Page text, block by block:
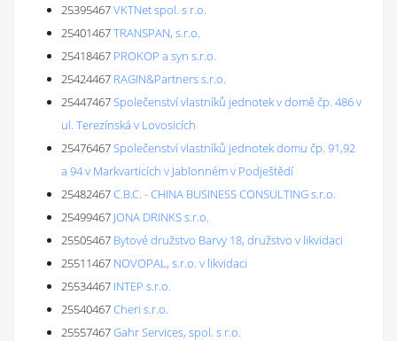
25395467VKTNet spol. s r.o.
25401467TRANSPAN, s.r.o.
25418467 PROKOP a syn s.r.o.
25424467 RAGIN&Partners s.r.o.
25447467Společenství vlastníků jednotek v domě čp. 486 v
ul. Terezínská v Lovosicích
25476467Společenství vlastníků jednotek domu čp. 91,92
a 94 v Markvarticích v Jablonném v Podještědí
25482467C.B.C. - CHINA BUSINESS CONSULTING s.r.o.
25499467 JONA DRINKS s.r.o.
25505467 Bytové družstvo Barvy 18, družstvo v likvidaci
25511467 NOVOPAL, s.r.o. v likvidaci
25534467 INTEP s.r.o.
25540467Cheri s.r.o.
25557467Gahr Services, spol. s r.o.